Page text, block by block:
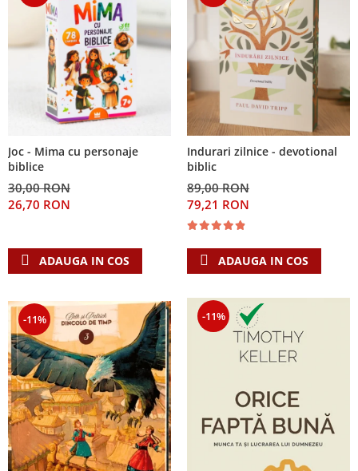
Joc - Mima cu personaje
biblice
30,00 RON
26,70 RON
ADAUGA IN COS
Indurari zilnice - devotional
biblic
89,00 RON
79,21 RON
ADAUGA IN COS
-11% -11%